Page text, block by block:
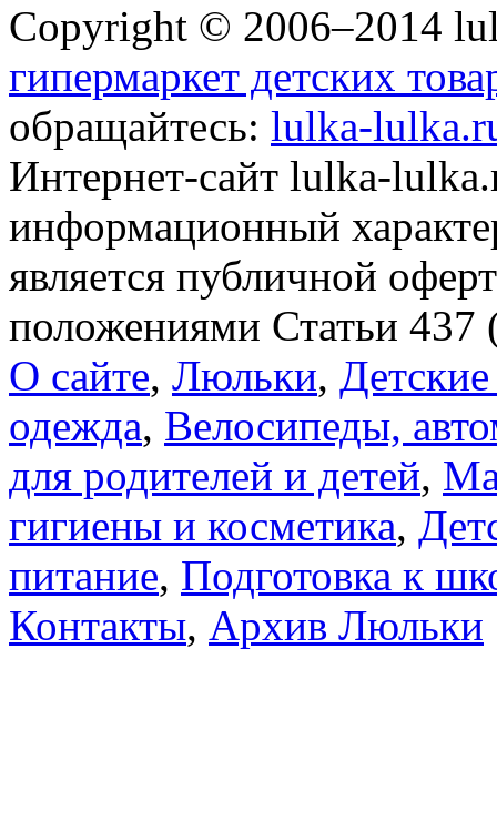
Copyright © 2006–2014
гипермаркет детских
обращайтесь: lulka-
Интернет-сайт lulka-
информационный
является публичной
положениями Статьи
О сайте, Люльки,
одежда, Велосипеды,
для родителей и детей,
гигиены и косметика,
питание, Подготовка к
Контакты, Архив Люльки